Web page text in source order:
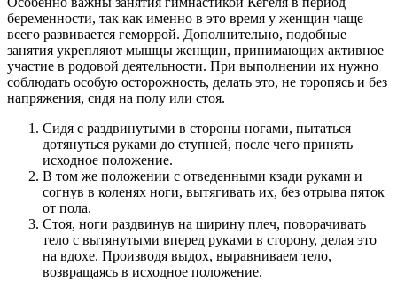
беременности, так как именно в это время у женщин чаще
всего развивается геморрой. Дополнительно, подобные
занятия укрепляют мышцы женщин, принимающих активное
участие в родовой деятельности. При выполнении их нужно
соблюдать особую осторожность, делать это, не торопясь и без
напряжения, сидя на полу или стоя.
Сидя с раздвинутыми в стороны ногами, пытаться
дотянуться руками до ступней, после чего принять
исходное положение.
В том же положении с отведенными кзади руками и
согнув в коленях ноги, вытягивать их, без отрыва пяток
от пола.
Стоя, ноги раздвинув на ширину плеч, поворачивать
тело с вытянутыми вперед руками в сторону, делая это
на вдохе. Производя выдох, выравниваем тело,
возвращаясь в исходное положение.